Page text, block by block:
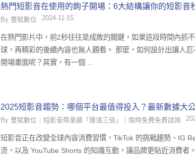
熱門短影音在使用的鉤子開場：6大結構讓你的短影音
By 豐賦數位 2024-11-15
在熱門影片中，前2秒往往是成敗的關鍵，如果這段時間內抓
球，再精彩的後續內容也無人觀看。 那麼，如何設計出讓人
開場畫面呢？其實，有一個 ...
2025短影音趨勢：哪個平台最值得投入？最新數據大公
By 豐賦數位｜短影音帶業績「爆漲三倍」｜限時免費免費諮詢
短影音正在改變全球內容消費習慣，TikTok 的挑戰趨勢、IG
流，以及 YouTube Shorts 的知識互動，讓品牌更貼近消費者。